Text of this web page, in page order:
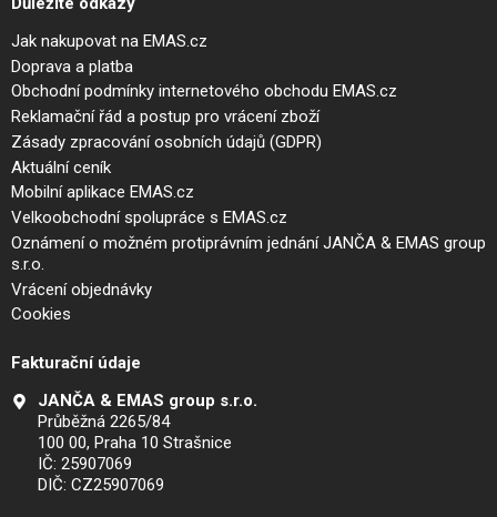
Jak nakupovat na EMAS.cz
Doprava a platba
Obchodní podmínky internetového obchodu EMAS.cz
Reklamační řád a postup pro vrácení zboží
Zásady zpracování osobních údajů (GDPR)
Aktuální ceník
Mobilní aplikace EMAS.cz
Velkoobchodní spolupráce s EMAS.cz
Oznámení o možném protiprávním jednání JANČA & EMAS group
s.r.o.
Vrácení objednávky
Cookies
Fakturační údaje
JANČA & EMAS group s.r.o.
Průběžná 2265/84
100 00, Praha 10 Strašnice
IČ: 25907069
DIČ: CZ25907069